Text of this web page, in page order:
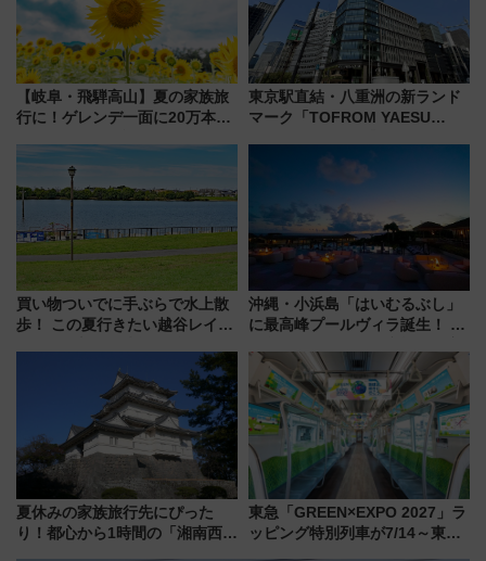
【岐阜・飛騨高山】夏の家族旅
行に！ゲレンデ一面に20万本の
アひまわり園」開園
東京駅直結・八重洲の新ランド
マーク「TOFROM YAESU
ないバスターミナル直結でスキ
買い物ついでに手ぶらで水上散
歩！ この夏行きたい越谷レイク
ア「LAKESIDE PARK」（埼玉
沖縄・小浜島「はいむるぶし」
に最高峰プールヴィラ誕生！ 石
美旅「何もしない贅沢」を体験
してみない？
夏休みの家族旅行先にぴった
り！都心から1時間の「湘南西エ
東急「GREEN×EXPO 2027」ラ
ッピング特別列車が7/14～東